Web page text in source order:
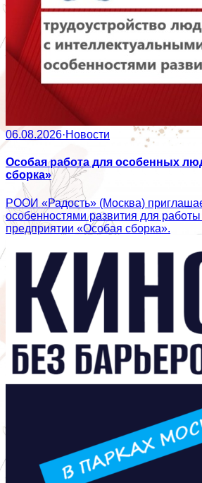
06.08.2026·Новости
Особая работа для особенных
сборка»
РООИ «Радость» (Москва)
особенностями развития для
предприятии «Особая сборка».